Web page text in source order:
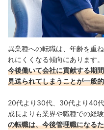
異業種への転職は、年齢を重
れにくくなる傾向にあります。
今後働いて会社に貢献する期
見送られてしまうことが一般的
20代より30代、30代より40
成長よりも業界や職種での経
の転職は、今後管理職になる